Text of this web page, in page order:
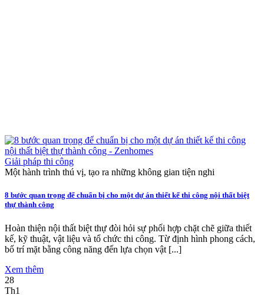
Giải pháp thi công
Một hành trình thú vị, tạo ra những không gian tiện nghi
8 bước quan trọng để chuẩn bị cho một dự án thiết kế thi công nội thất biệt
thự thành công
Hoàn thiện nội thất biệt thự đòi hỏi sự phối hợp chặt chẽ giữa thiết
kế, kỹ thuật, vật liệu và tổ chức thi công. Từ định hình phong cách,
bố trí mặt bằng công năng đến lựa chọn vật [...]
Xem thêm
28
Th1